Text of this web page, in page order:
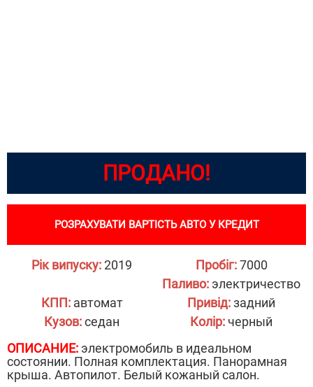
ПРОДАНО!
РОЗРАХУВАТИ ВАРТІСТЬ АВТО У КРЕДИТ
Рік випуску:2019 Пробіг:7000
Паливо: электричество
КПП:автомат Привід:задний
Кузов:седан Колір: черный
ОПИСАНИЕ: электромобиль в идеальном
состоянии. Полная комплектация. Панорамная
крыша. Автопилот. Белый кожаный салон.